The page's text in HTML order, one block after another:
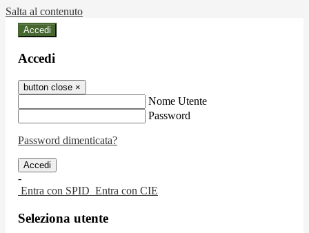
Salta al contenuto
Accedi
Accedi
button close ×
Nome Utente
Password
Password dimenticata?
-
Entra con SPID Entra con CIE
Seleziona utente